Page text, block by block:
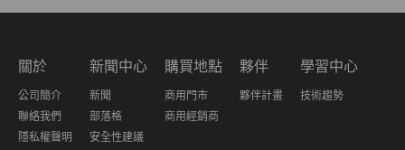
關於
公司簡介
聯絡我們
隱私權聲明
新聞中心
新聞
部落格
安全性建議
購買地點
商用門市
商用經銷商
夥伴
夥伴計畫
學習中心
技術趨勢